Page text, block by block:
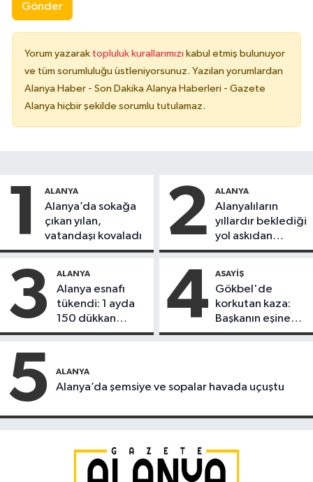
Gönder
Yorum yazarak topluluk kurallarımızı kabul etmiş bulunuyor
ve tüm sorumluluğu üstleniyorsunuz. Yazılan yorumlardan
Alanya Haber - Son Dakika Alanya Haberleri - Gazete
Alanya hiçbir şekilde sorumlu tutulamaz.
1 ALANYA
Alanya’da sokağa
çıkan yılan,
vatandaşı kovaladı
2 ALANYA
Alanyalıların
yıllardır beklediği
yol askıdan
döndü
3 ALANYA
Alanya esnafı
tükendi: 1 ayda
150 dükkan
kapandı
4 ASAYIŞ
Gökbel'de
korkutan kaza:
Başkanın eşine
motosiklet çarptı
5 ALANYA
Alanya’da şemsiye ve sopalar havada uçuştu